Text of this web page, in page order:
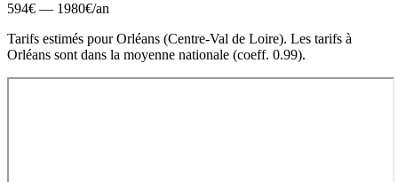
594€ — 1980€/an
Tarifs estimés pourOrléans (Centre-Val de Loire). Les tarifs à
Orléans sont dans la moyenne nationale (coeff. 0.99).